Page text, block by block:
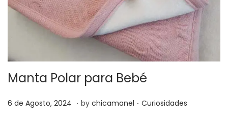
Manta Polar para Bebé
P
6 de Agosto, 2024 7. by chicamanel . P
Curiosidades